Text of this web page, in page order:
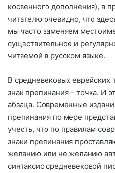
косвенного дополнения), в
читателю очевидно, что
мы часто заменяем
существительное и
читаемой в русском языке.
В средневековых еврейских
знак препинания – точка. И
абзаца. Современные
препинания по мере
учесть, что по правилам
знаки препинания
желанию или не желанию
синтаксис средневековой